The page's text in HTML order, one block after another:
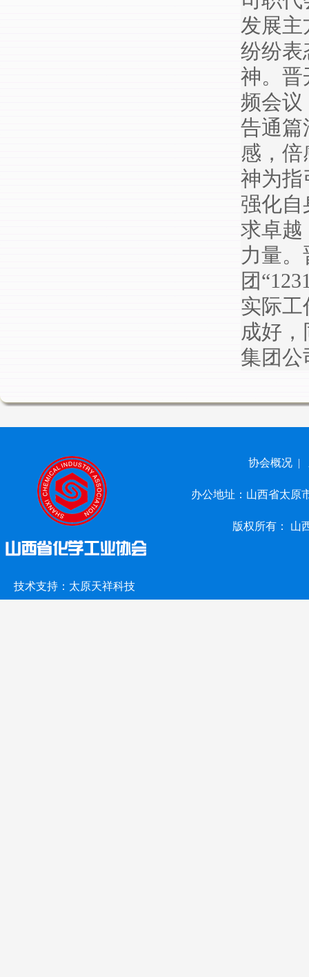
发展主
纷纷表
神。晋
频会议
告通篇
感，倍
神为指
强化自
求卓越
力量
团
实际工
成好
集团公
协会概况 |
办公地址：山西省太原
版权所有： 山
技术支持： 太原天祥科技